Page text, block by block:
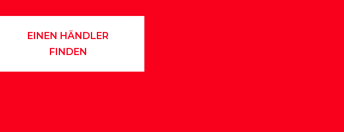
EINEN HÄNDLER
FINDEN